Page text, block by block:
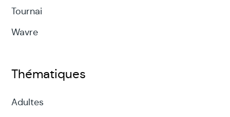
Tournai
Wavre
Thématiques
Adultes